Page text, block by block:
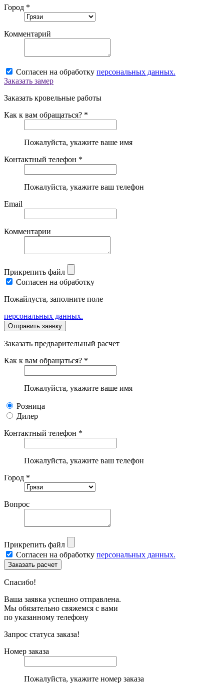
Город *
Комментарий
Согласен на обработку персональных данных.
Заказать замер
Заказать кровельные работы
Как к вам обращаться? *
Пожалуйста, укажите ваше имя
Контактный телефон *
Пожалуйста, укажите ваш телефон
Email
Комментарии
Прикрепить файл
Согласен на обработку
Пожайлуста, заполните поле
персональных данных.
Заказать предварительный расчет
Как к вам обращаться? *
Пожалуйста, укажите ваше имя
Розница
Дилер
Контактный телефон *
Пожалуйста, укажите ваш телефон
Город *
Вопрос
Прикрепить файл
Согласен на обработку персональных данных.
Спасибо!
Ваша заявка успешно отправлена.
Мы обязательно свяжемся с вами
по указанному телефону
Запрос статуса заказа!
Номер заказа
Пожалуйста, укажите номер заказа